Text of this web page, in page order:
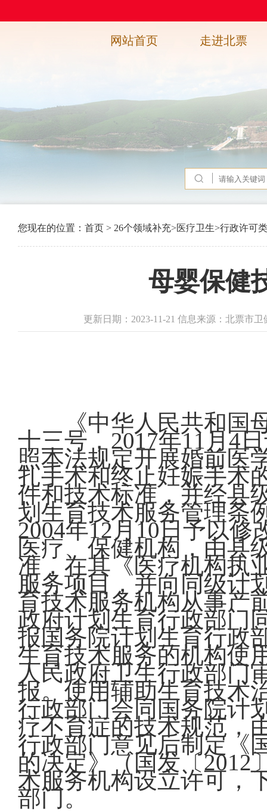
网站首页 走进北票
您现在的位置： 首页 > 26个领域补充>医疗卫生>行政许可
母婴保健
更新日期：2023-11-21 信息来源：北票市
《中华人民共和国
十三号，2017年11月4
照本法规定开展婚前医
扎手术和终止妊娠手术
件和技术标准，并经县
划生育技术服务管理条
2004年12月10日予以
医疗、保健机构，由县
准，在其《医疗机构执
服务项目，并向同级计
育技术服务机构从事产
政府计划生育行政部门
报国务院计划生育行政
生育技术服务的机构使
人民政府卫生行政部门
报。使用辅助生育技术
行政部门会同国务院计
疗不育症的技术规范，
行政部门意见后制定《
的决定》（国发〔2012
术服务机构设立许可，
部门。